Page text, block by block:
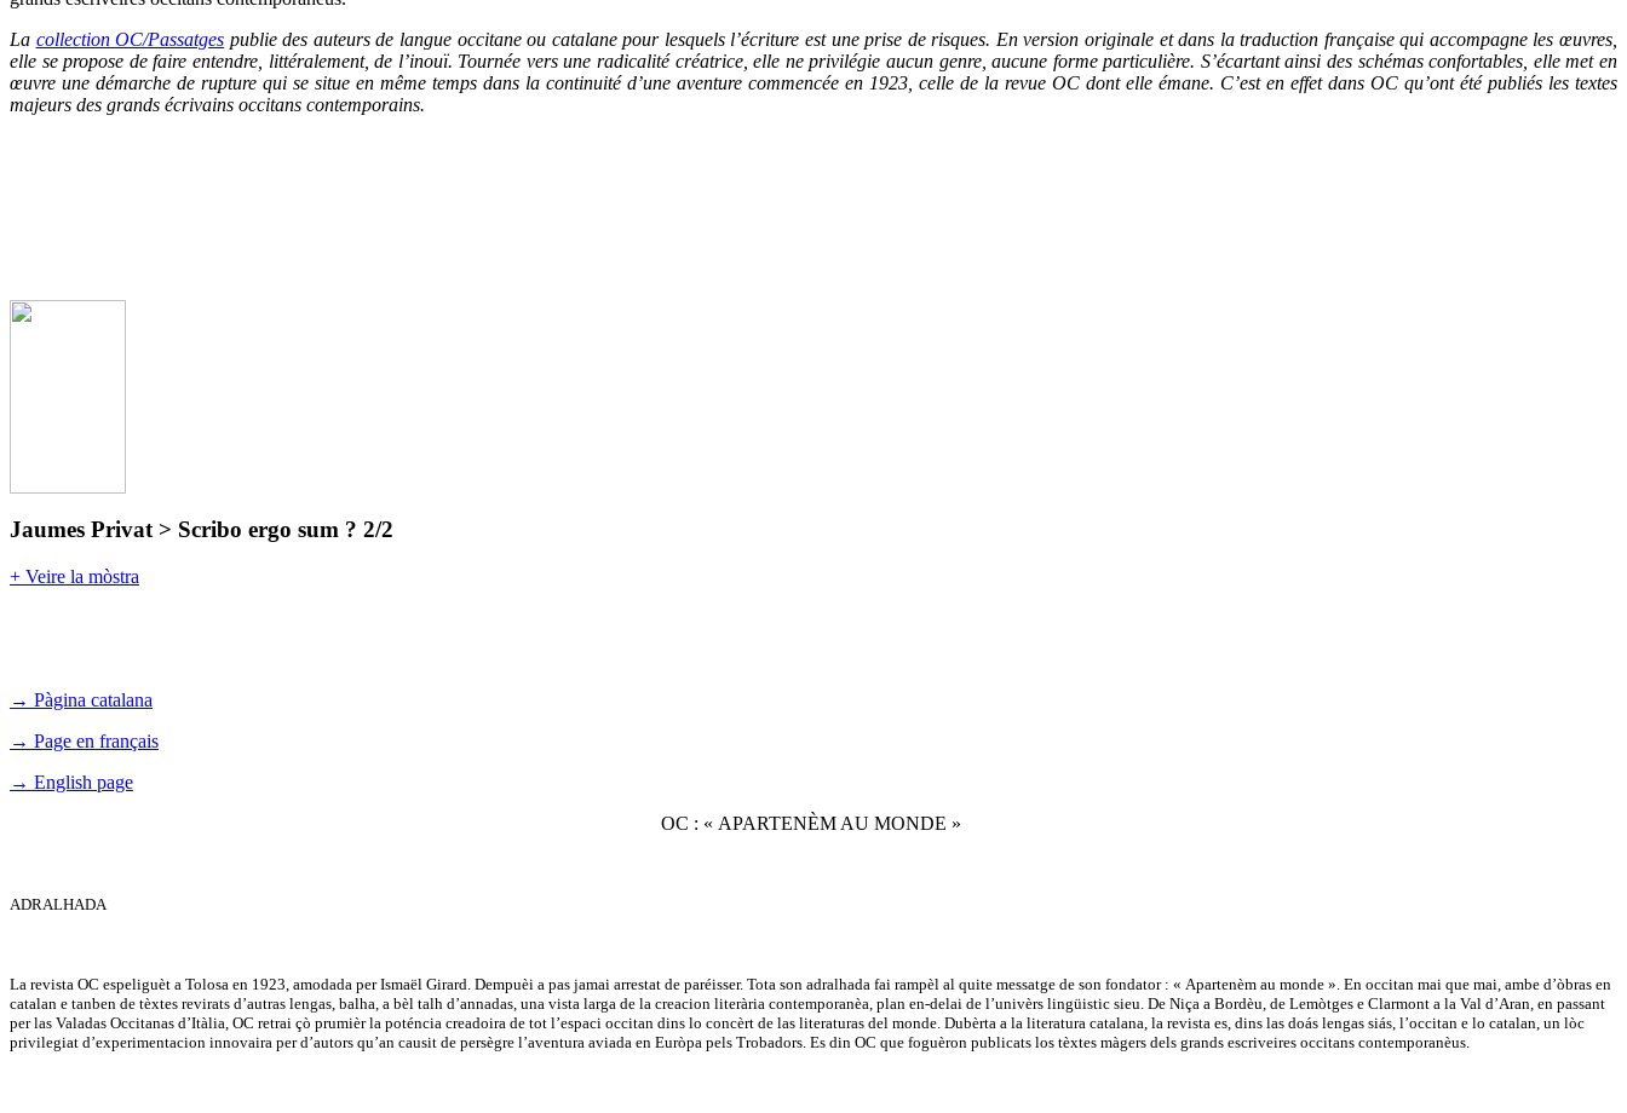
La collection OC/Passatges publie des auteurs de langue occitane ou catalane pour lesquels l’écriture est une prise de risques. En version originale et dans la traduction française qui accompagne les œuvres,
elle se propose de faire entendre, littéralement, de l’inouï. Tournée vers une radicalité créatrice, elle ne privilégie aucun genre, aucune forme particulière. S’écartant ainsi des schémas confortables, elle met en
œuvre une démarche de rupture qui se situe en même temps dans la continuité d’une aventure commencée en 1923, celle de la revue OC dont elle émane. C’est en effet dans OC qu’ont été publiés les textes
majeurs des grands écrivains occitans contemporains.
Jaumes Privat > Scribo ergo sum ? 2/2
+ Veire la mòstra
→ Pàgina catalana
→ Page en français
→ English page
OC : « APARTENÈM AU MONDE »
ADRALHADA
La revista OC espeliguèt a Tolosa en 1923, amodada per Ismaël Girard. Dempuèi a pas jamai arrestat de paréisser. Tota son adralhada fai rampèl al quite messatge de son fondator : « Apartenèm au monde ». En occitan mai que mai, ambe d’òbras en
catalan e tanben de tèxtes revirats d’autras lengas, balha, a bèl talh d’annadas, una vista larga de la creacion literària contemporanèa, plan en-delai de l’univèrs lingüistic sieu. De Niça a Bordèu, de Lemòtges e Clarmont a la Val d’Aran, en passant
per las Valadas Occitanas d’Itàlia, OC retrai çò prumièr la poténcia creadoira de tot l’espaci occitan dins lo concèrt de las literaturas del monde. Dubèrta a la literatura catalana, la revista es, dins las doás lengas siás, l’occitan e lo catalan, un lòc
privilegiat d’experimentacion innovaira per d’autors qu’an causit de persègre l’aventura aviada en Euròpa pels Trobadors. Es din OC que foguèron publicats los tèxtes màgers dels grands escriveires occitans contemporanèus.